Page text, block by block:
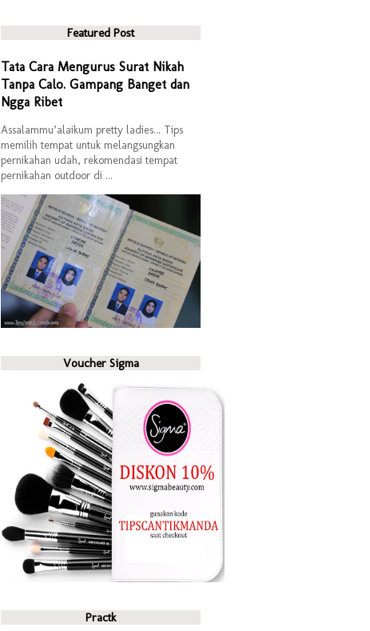
Featured Post
Tata Cara Mengurus Surat Nikah
Tanpa Calo. Gampang Banget dan
Ngga Ribet
Assalammu’alaikum pretty ladies... Tips
memilih tempat untuk melangsungkan
pernikahan udah, rekomendasi tempat
pernikahan outdoor di ...
Voucher Sigma
Practk